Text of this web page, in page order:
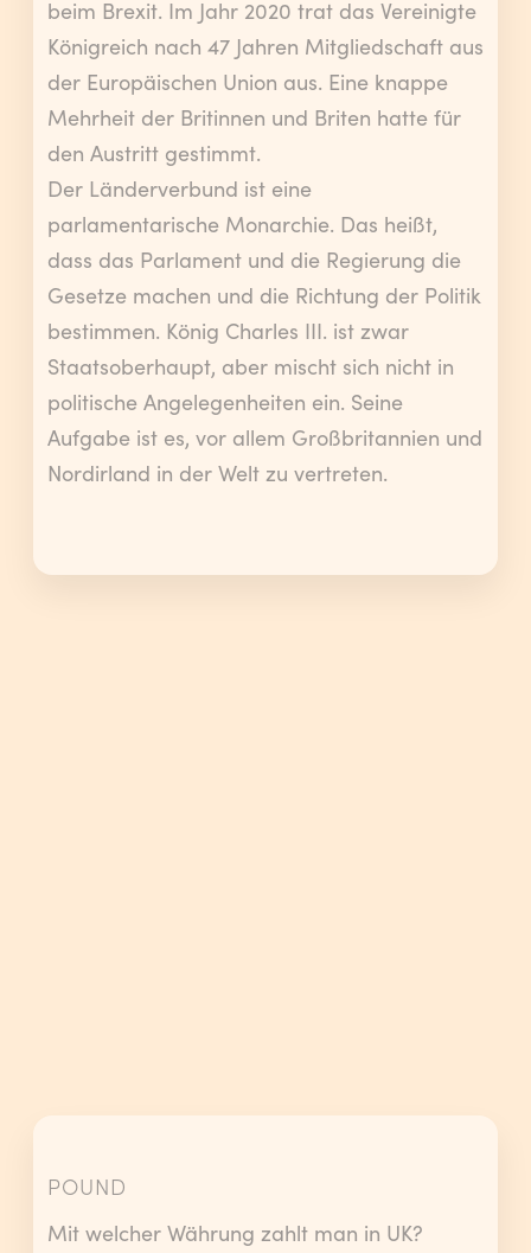
beim Brexit. Im Jahr 2020 trat das Vereinigte
Königreich nach 47 Jahren Mitgliedschaft aus
der Europäischen Union aus. Eine knappe
Mehrheit der Britinnen und Briten hatte für
den Austritt gestimmt.
Der Länderverbund ist eine
parlamentarische Monarchie. Das heißt,
dass das Parlament und die Regierung die
Gesetze machen und die Richtung der Politik
bestimmen. König Charles III. ist zwar
Staatsoberhaupt, aber mischt sich nicht in
politische Angelegenheiten ein. Seine
Aufgabe ist es, vor allem Großbritannien und
Nordirland in der Welt zu vertreten.
POUND
Mit welcher Währung zahlt man in UK?